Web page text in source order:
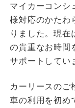
マイカーコンシ
様対応のかたわ
りました。現在
の貴重なお時間
サポートしてい
カーリースのご
車の利用を初め